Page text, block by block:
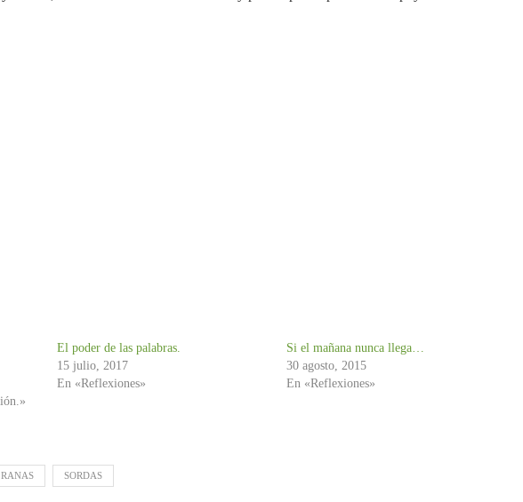
El poder de las palabras.
15 julio, 2017
En «Reflexiones»
Si el mañana nunca llega…
30 agosto, 2015
En «Reflexiones»
RANAS SORDAS